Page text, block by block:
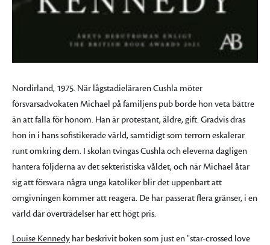
Nordirland, 1975. När lågstadieläraren Cushla möter
försvarsadvokaten Michael på familjens pub borde hon veta bättre
än att falla för honom. Han är protestant, äldre, gift. Gradvis dras
hon in i hans sofistikerade värld, samtidigt som terrorn eskalerar
runt omkring dem. I skolan tvingas Cushla och eleverna dagligen
hantera följderna av det sekteristiska våldet, och när Michael åtar
sig att försvara några unga katoliker blir det uppenbart att
omgivningen kommer att reagera. De har passerat flera gränser, i en
värld där överträdelser har ett högt pris.
Louise Kennedy har beskrivit boken som just en "star-crossed love